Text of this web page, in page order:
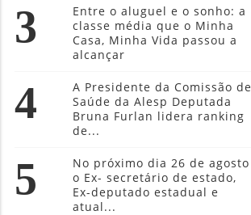
3
Entre o aluguel e o sonho: a
classe média que o Minha
Casa, Minha Vida passou a
alcançar
4
A Presidente da Comissão de
Saúde da Alesp Deputada
Bruna Furlan lidera ranking
de...
5
No próximo dia 26 de agosto
o Ex- secretário de estado,
Ex-deputado estadual e
atual...